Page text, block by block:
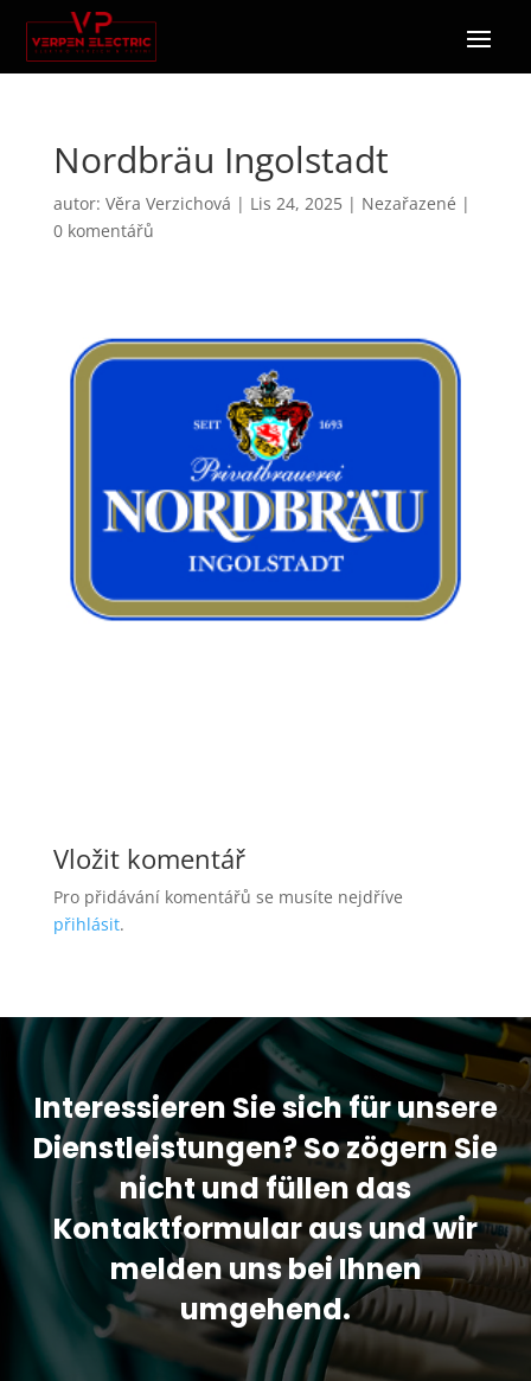
Nordbräu Ingolstadt
autor: Věra Verzichová | Lis 24, 2025| Nezařazené |
0 komentářů
Vložit komentář
Pro přidávání komentářů se musíte nejdříve
přihlásit.
Interessieren Sie sich für unsere
Dienstleistungen? So zögern Sie
nicht und füllen das
Kontaktformular aus und wir
melden uns bei Ihnen
umgehend.